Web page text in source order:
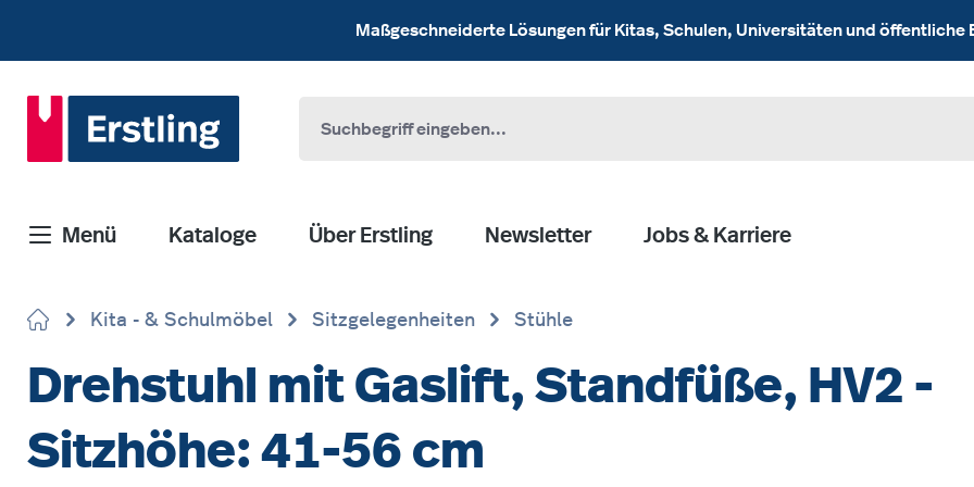
Maßgeschneiderte Lösungen für Kitas, Schulen, Universitäten und öffentliche
Menü Kataloge Über Erstling Newsletter Jobs & Karriere
Kita - & Schulmöbel Sitzgelegenheiten Stühle
Drehstuhl mit Gaslift, Standfüße, HV2 -
Sitzhöhe: 41-56 cm